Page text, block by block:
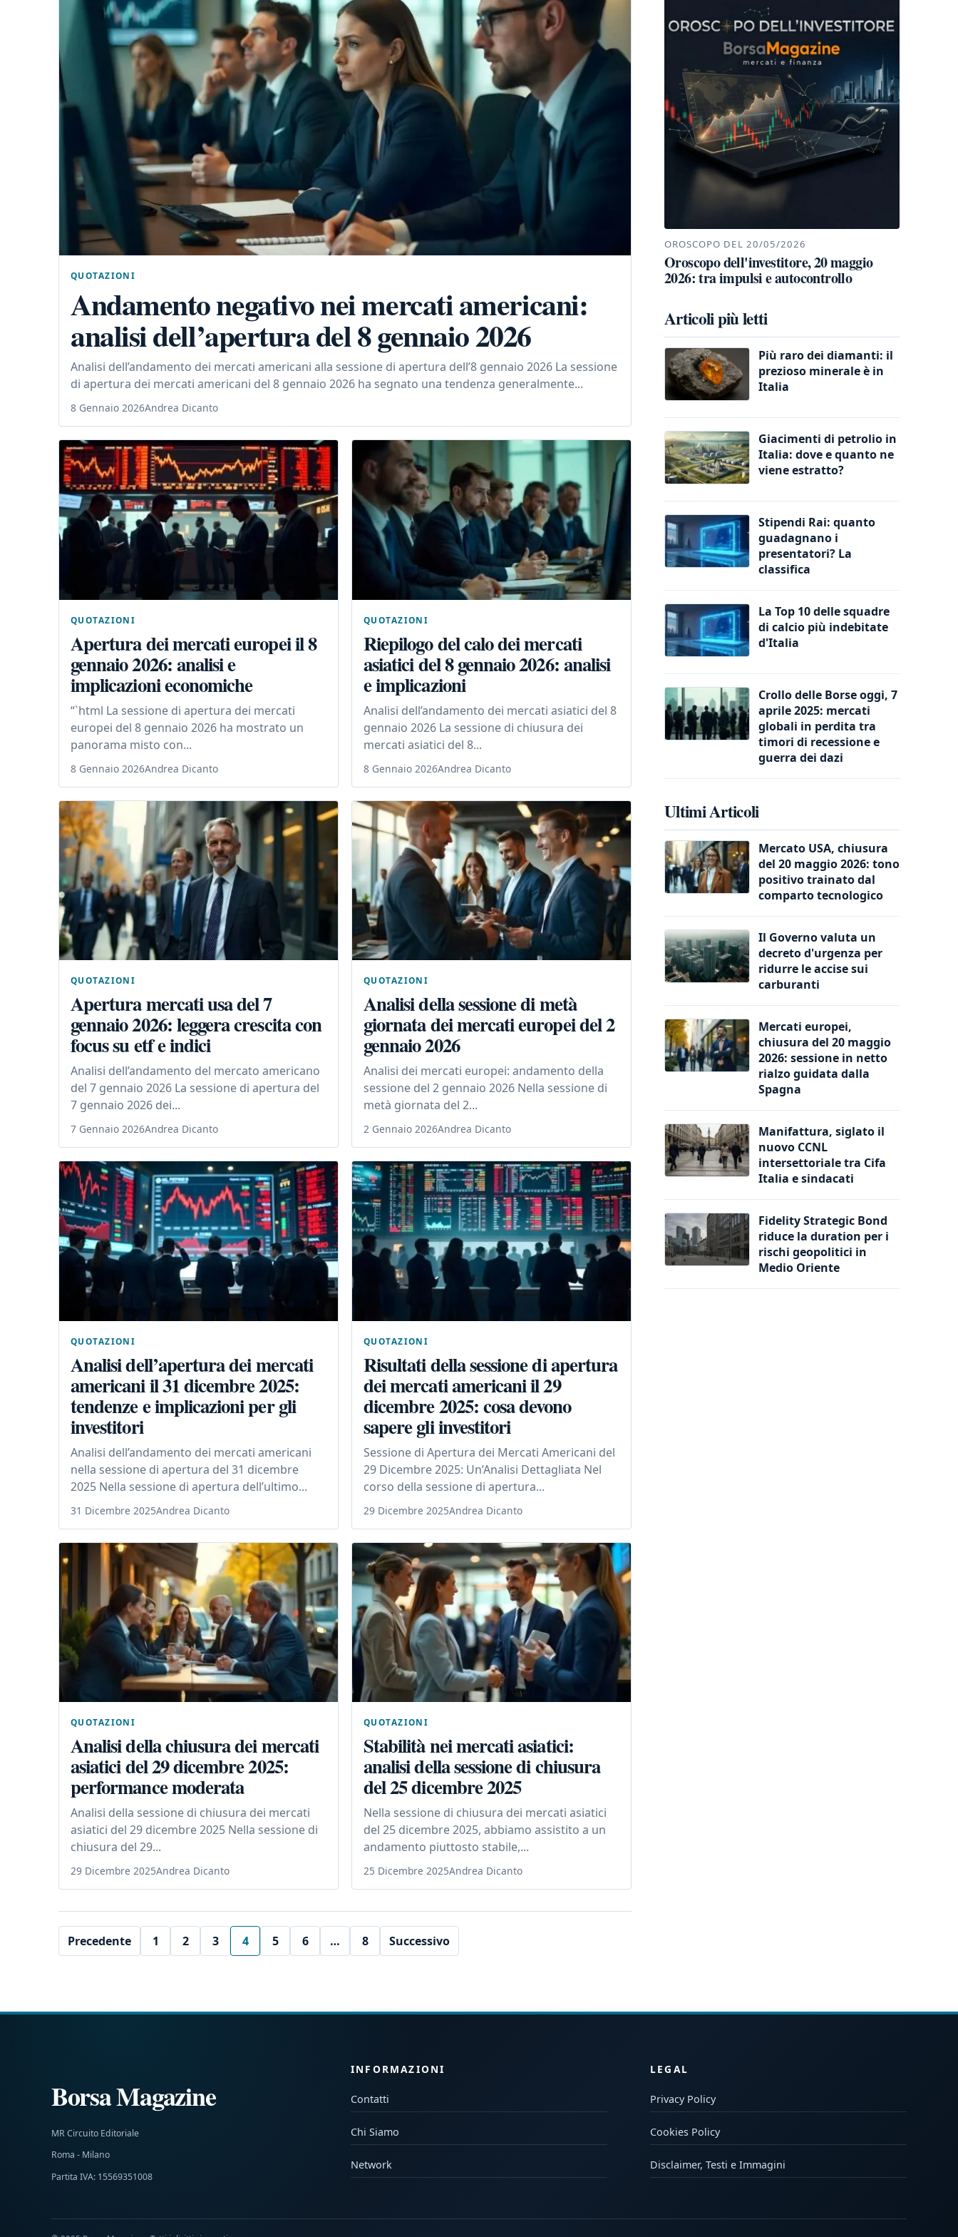
QUOTAZIONI
Andamento negativo nei mercati americani:
analisi dell’apertura del 8 gennaio 2026
Analisi dell’andamento dei mercati americani alla sessione di apertura dell’8 gennaio 2026 La sessione
di apertura dei mercati americani del 8 gennaio 2026 ha segnato una tendenza generalmente...
8 Gennaio 2026Andrea Dicanto
QUOTAZIONI
Apertura dei mercati europei il 8
gennaio 2026: analisi e
implicazioni economiche
“`html La sessione di apertura dei mercati
europei del 8 gennaio 2026 ha mostrato un
panorama misto con...
8 Gennaio 2026Andrea Dicanto
QUOTAZIONI
Riepilogo del calo dei mercati
asiatici del 8 gennaio 2026: analisi
e implicazioni
Analisi dell’andamento dei mercati asiatici del 8
gennaio 2026 La sessione di chiusura dei
mercati asiatici del 8...
8 Gennaio 2026Andrea Dicanto
QUOTAZIONI
Apertura mercati usa del 7
gennaio 2026: leggera crescita con
focus su etf e indici
Analisi dell’andamento del mercato americano
del 7 gennaio 2026 La sessione di apertura del
7 gennaio 2026 dei...
7 Gennaio 2026Andrea Dicanto
QUOTAZIONI
Analisi della sessione di metà
giornata dei mercati europei del 2
gennaio 2026
Analisi dei mercati europei: andamento della
sessione del 2 gennaio 2026 Nella sessione di
metà giornata del 2...
2 Gennaio 2026Andrea Dicanto
QUOTAZIONI
Analisi dell’apertura dei mercati
americani il 31 dicembre 2025:
tendenze e implicazioni per gli
investitori
Analisi dell’andamento dei mercati americani
nella sessione di apertura del 31 dicembre
2025 Nella sessione di apertura dell’ultimo...
31 Dicembre 2025Andrea Dicanto
QUOTAZIONI
Risultati della sessione di apertura
dei mercati americani il 29
dicembre 2025: cosa devono
sapere gli investitori
Sessione di Apertura dei Mercati Americani del
29 Dicembre 2025: Un’Analisi Dettagliata Nel
corso della sessione di apertura...
29 Dicembre 2025Andrea Dicanto
QUOTAZIONI
Analisi della chiusura dei mercati
asiatici del 29 dicembre 2025:
performance moderata
Analisi della sessione di chiusura dei mercati
asiatici del 29 dicembre 2025 Nella sessione di
chiusura del 29...
29 Dicembre 2025Andrea Dicanto
QUOTAZIONI
Stabilità nei mercati asiatici:
analisi della sessione di chiusura
del 25 dicembre 2025
Nella sessione di chiusura dei mercati asiatici
del 25 dicembre 2025, abbiamo assistito a un
andamento piuttosto stabile,...
25 Dicembre 2025Andrea Dicanto
Precedente 1 2 3 4 5 6 … 8 Successivo
OROSCOPO DEL 20/05/2026
Oroscopo dell'investitore, 20 maggio
2026: tra impulsi e autocontrollo
Articoli più letti
Più raro dei diamanti: il
prezioso minerale è in
Italia
Giacimenti di petrolio in
Italia: dove e quanto ne
viene estratto?
Stipendi Rai: quanto
guadagnano i
presentatori? La
classifica
La Top 10 delle squadre
di calcio più indebitate
d'Italia
Crollo delle Borse oggi, 7
aprile 2025: mercati
globali in perdita tra
timori di recessione e
guerra dei dazi
Ultimi Articoli
Mercato USA, chiusura
del 20 maggio 2026: tono
positivo trainato dal
comparto tecnologico
Il Governo valuta un
decreto d'urgenza per
ridurre le accise sui
carburanti
Mercati europei,
chiusura del 20 maggio
2026: sessione in netto
rialzo guidata dalla
Spagna
Manifattura, siglato il
nuovo CCNL
intersettoriale tra Cifa
Italia e sindacati
Fidelity Strategic Bond
riduce la duration per i
rischi geopolitici in
Medio Oriente
Borsa Magazine
MR Circuito Editoriale
Roma - Milano
Partita IVA: 15569351008
INFORMAZIONI
Contatti
Chi Siamo
Network
LEGAL
Privacy Policy
Cookies Policy
Disclaimer, Testi e Immagini